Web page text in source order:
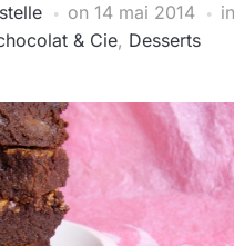
on 14 mai 2014 in
& Cie, Desserts